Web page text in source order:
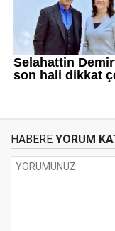
HABERE YORUM